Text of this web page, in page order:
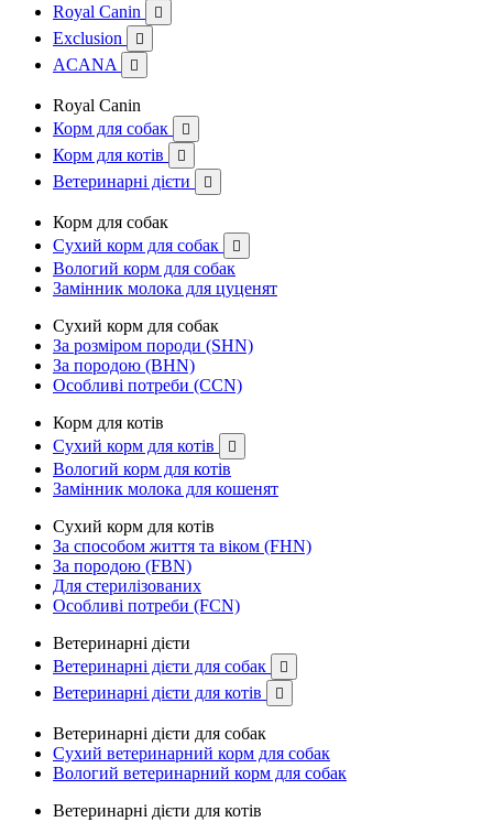
Royal Canin

Exclusion 
ACANA 
Royal Canin
Корм для собак

Корм для котів 
Ветеринарні дієти 
Корм для собак
Сухий корм для собак

Вологий корм для собак
Замінник молока для цуценят
Сухий корм для собак
За розміром породи (SHN)
За породою (BHN)
Особливі потреби (CCN)
Корм для котів
Сухий корм для котів

Вологий корм для котів
Замінник молока для кошенят
Сухий корм для котів
За способом життя та віком (FHN)
За породою (FBN)
Для стерилізованих
Особливі потреби (FCN)
Ветеринарні дієти
Ветеринарні дієти для собак

Ветеринарні дієти для котів 
Ветеринарні дієти для собак
Сухий ветеринарний корм для собак
Вологий ветеринарний корм для собак
Ветеринарні дієти для котів